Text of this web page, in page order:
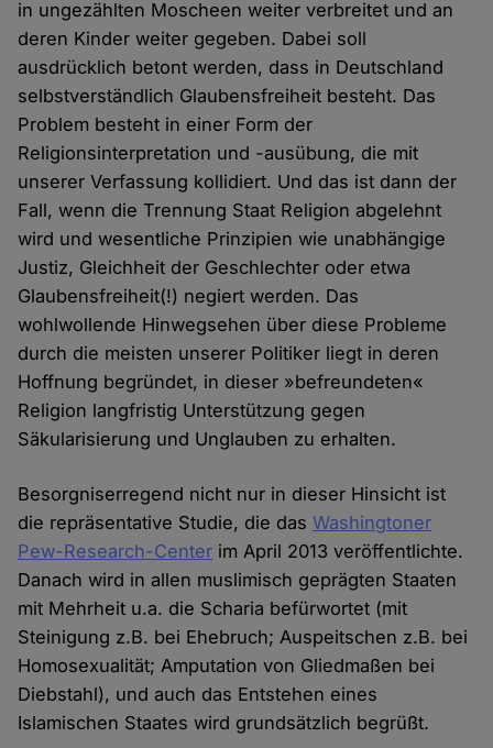
in ungezählten Moscheen weiter verbreitet und an
deren Kinder weiter gegeben. Dabei soll
ausdrücklich betont werden, dass in Deutschland
selbstverständlich Glaubensfreiheit besteht. Das
Problem besteht in einer Form der
Religionsinterpretation und -ausübung, die mit
unserer Verfassung kollidiert. Und das ist dann der
Fall, wenn die Trennung Staat Religion abgelehnt
wird und wesentliche Prinzipien wie unabhängige
Justiz, Gleichheit der Geschlechter oder etwa
Glaubensfreiheit(!) negiert werden. Das
wohlwollende Hinwegsehen über diese Probleme
durch die meisten unserer Politiker liegt in deren
Hoffnung begründet, in dieser »befreundeten«
Religion langfristig Unterstützung gegen
Säkularisierung und Unglauben zu erhalten.
Besorgniserregend nicht nur in dieser Hinsicht ist
die repräsentative Studie, die dasWashingtoner
Pew-Research-Center im April 2013 veröffentlichte.
Danach wird in allen muslimisch geprägten Staaten
mit Mehrheit u.a. die Scharia befürwortet (mit
Steinigung z.B. bei Ehebruch; Auspeitschen z.B. bei
Homosexualität; Amputation von Gliedmaßen bei
Diebstahl), und auch das Entstehen eines
Islamischen Staates wird grundsätzlich begrüßt.